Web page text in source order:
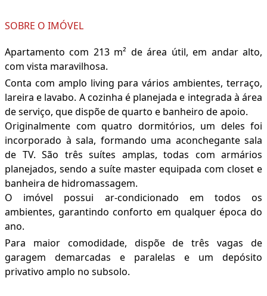
SOBRE O IMÓVEL
Apartamento com 213 m² de área útil, em andar alto,
com vista maravilhosa.
Conta com amplo living para vários ambientes, terraço,
lareira e lavabo. A cozinha é planejada e integrada à área
de serviço, que dispõe de quarto e banheiro de apoio.
Originalmente com quatro dormitórios, um deles foi
incorporado à sala, formando uma aconchegante sala
de TV. São três suítes amplas, todas com armários
planejados, sendo a suíte master equipada com closet e
banheira de hidromassagem.
O imóvel possui ar-condicionado em todos os
ambientes, garantindo conforto em qualquer época do
ano.
Para maior comodidade, dispõe de três vagas de
garagem demarcadas e paralelas e um depósito
privativo amplo no subsolo.